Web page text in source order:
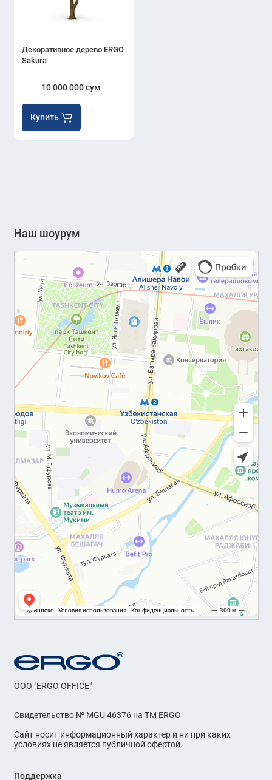
Декоративное дерево ERGO
Sakura
10 000 000 сум
Купить
Наш шоурум
OOO "ERGO OFFICE"
Свидетельство № MGU 46376 на ТМ ERGO
Сайт носит информационный характер и ни при каких
условиях не является публичной офертой.
Поддержка